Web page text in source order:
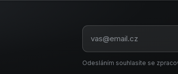
Odesláním souhlasíte se